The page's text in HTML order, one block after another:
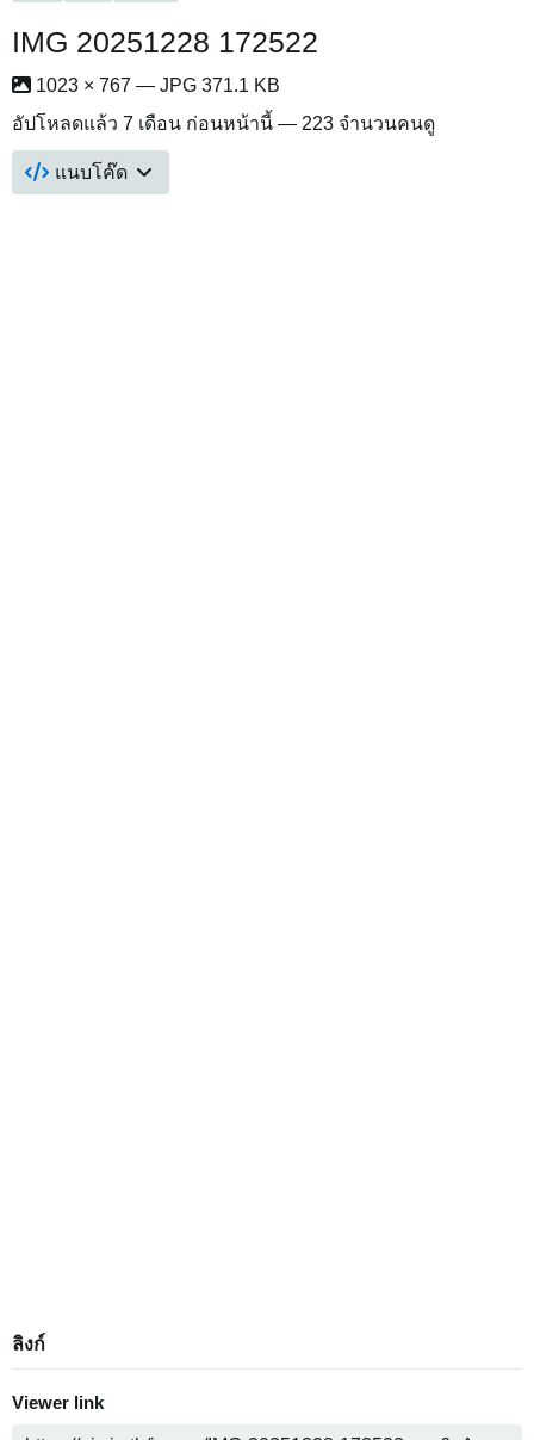
IMG 20251228 172522
1023 × 767 — JPG 371.1 KB
อัปโหลดแล้ว 7 เดือน ก่อนหน้านี้ — 223 จำนวนคนดู
แนบโค๊ด
ลิงก์
Viewer link